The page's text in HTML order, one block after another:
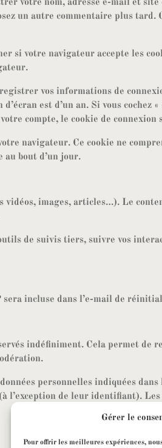
Gérer le
Pour offrir les meilleures expériences,
votre nom, adresse e-mail et site
un autre commentaire plus tard.
si votre navigateur accepte les
vos informations de
est d’un an. Si vous cochez
compte, le cookie de connexion
navigateur. Ce cookie ne
bout d’un jour.
vidéos, images, articles…). Le
de suivis tiers, suivre vos
incluse dans l’e-mail de
indéfiniment. Cela permet de
personnelles indiquées
l’exception de leur identifiant).